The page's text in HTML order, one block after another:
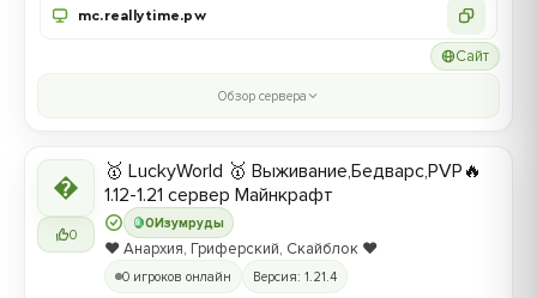
mc.reallytime.pw
Сайт
Обзор сервера

0
0Изумруды
🥇 LuckyWorld 🥇 Выживание,Бедварс,PVP🔥
1.12-1.21 сервер Майнкрафт
❤️ Анархия, Гриферский, Скайблок ❤️
0 игроков онлайн Версия: 1.21.4